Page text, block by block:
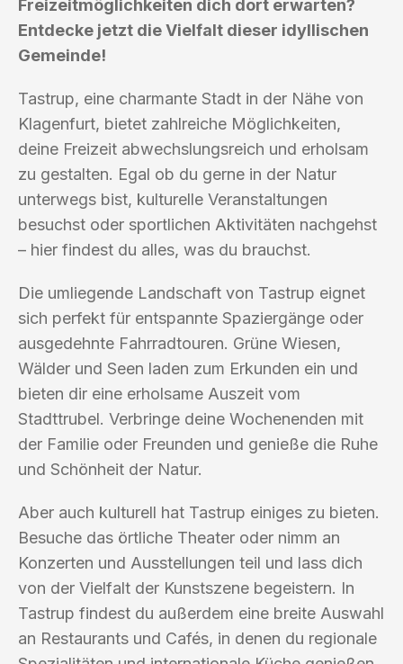
Freizeitmöglichkeiten dich dort erwarten?
Entdecke jetzt die Vielfalt dieser idyllischen
Gemeinde!
Tastrup, eine charmante Stadt in der Nähe von
Klagenfurt, bietet zahlreiche Möglichkeiten,
deine Freizeit abwechslungsreich und erholsam
zu gestalten. Egal ob du gerne in der Natur
unterwegs bist, kulturelle Veranstaltungen
besuchst oder sportlichen Aktivitäten nachgehst
– hier findest du alles, was du brauchst.
Die umliegende Landschaft von Tastrup eignet
sich perfekt für entspannte Spaziergänge oder
ausgedehnte Fahrradtouren. Grüne Wiesen,
Wälder und Seen laden zum Erkunden ein und
bieten dir eine erholsame Auszeit vom
Stadttrubel. Verbringe deine Wochenenden mit
der Familie oder Freunden und genieße die Ruhe
und Schönheit der Natur.
Aber auch kulturell hat Tastrup einiges zu bieten.
Besuche das örtliche Theater oder nimm an
Konzerten und Ausstellungen teil und lass dich
von der Vielfalt der Kunstszene begeistern. In
Tastrup findest du außerdem eine breite Auswahl
an Restaurants und Cafés, in denen du regionale